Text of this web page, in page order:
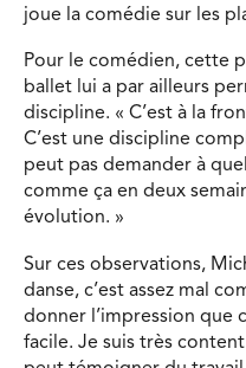
joue la comédie sur les
Pour le comédien, cette
ballet lui a par ailleurs
discipline. « C’est à la
C’est une discipline
peut pas demander à
comme ça en deux
évolution. »
Sur ces observations,
danse, c’est assez mal
donner l’impression que
facile. Je suis très